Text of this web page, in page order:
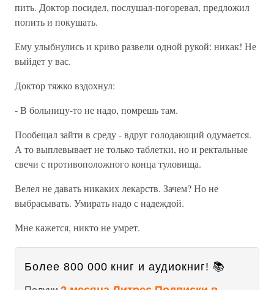
пить. Доктор посидел, послушал-погоревал, предложил
попить и покушать.
Ему улыбнулись и криво развели одной рукой: никак! Не
выйдет у вас.
Доктор тяжко вздохнул:
- В больницу-то не надо, помрешь там.
Пообещал зайти в среду - вдруг голодающий одумается.
А то выплевывает не только таблетки, но и ректальные
свечи с противоположного конца туловища.
Велел не давать никаких лекарств. Зачем? Но не
выбрасывать. Умирать надо с надеждой.
Мне кажется, никто не умрет.
Более 800 000 книг и аудиокниг! 📚